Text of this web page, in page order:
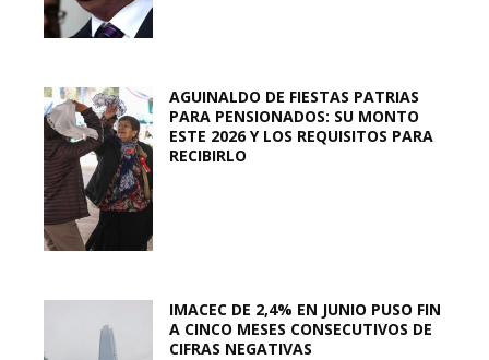
AGUINALDO DE FIESTAS PATRIAS
PARA PENSIONADOS: SU MONTO
ESTE 2026 Y LOS REQUISITOS PARA
RECIBIRLO
IMACEC DE 2,4% EN JUNIO PUSO FIN
A CINCO MESES CONSECUTIVOS DE
CIFRAS NEGATIVAS